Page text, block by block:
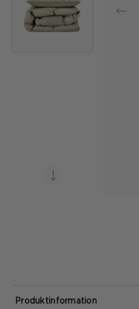
Produktinformation